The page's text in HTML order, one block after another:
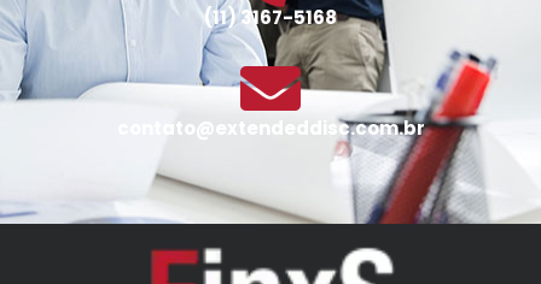
(11) 3167-5168
contato@extendeddisc.com.br